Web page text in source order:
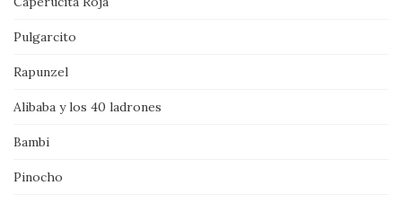
Pulgarcito
Rapunzel
Alibaba y los 40 ladrones
Bambi
Pinocho